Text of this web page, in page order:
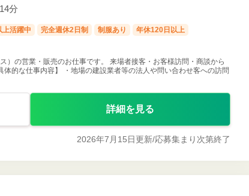
分
上活躍中 完全週休2日制 制服あり
年休120日以上
）の営業・販売のお仕事です。 来場者接客・お客様訪問・商談から
的な仕事内容】 ・地場の建設業者等の法人や問い合わせ客への訪問
詳細を見る
2026年7月15日更新/応募集まり次第終了